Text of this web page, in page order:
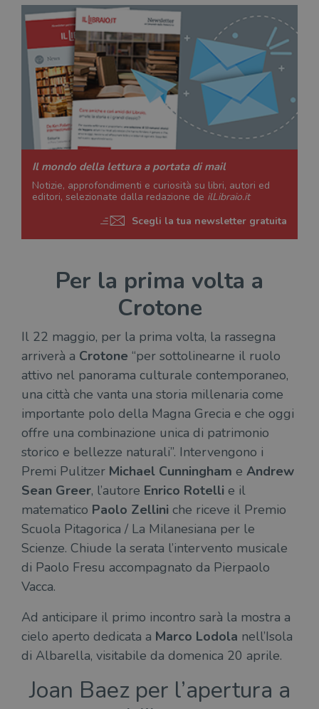
Il mondo della lettura a portata di mail
Notizie, approfondimenti e curiosità su libri, autori ed
editori, selezionate dalla redazione de ilLibraio.it
Scegli la tua newsletter gratuita
Per la prima volta a
Crotone
Il 22 maggio, per la prima volta, la rassegna
arriverà a Crotone “per sottolinearne il ruolo
attivo nel panorama culturale contemporaneo,
una città che vanta una storia millenaria come
importante polo della Magna Grecia e che oggi
offre una combinazione unica di patrimonio
storico e bellezze naturali”. Intervengono i
Premi Pulitzer Michael Cunningham e Andrew
Sean Greer, l’autore Enrico Rotelli e il
matematico Paolo Zellini che riceve il Premio
Scuola Pitagorica / La Milanesiana per le
Scienze. Chiude la serata l’intervento musicale
di Paolo Fresu accompagnato da Pierpaolo
Vacca.
Ad anticipare il primo incontro sarà la mostra a
cielo aperto dedicata a Marco Lodola nell’Isola
di Albarella, visitabile da domenica 20 aprile.
Joan Baez per l’apertura a